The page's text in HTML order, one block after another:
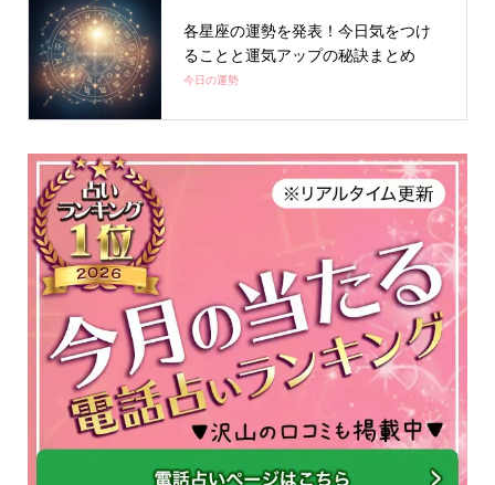
各星座の運勢を発表！今日気をつけ
ることと運気アップの秘訣まとめ
今日の運勢